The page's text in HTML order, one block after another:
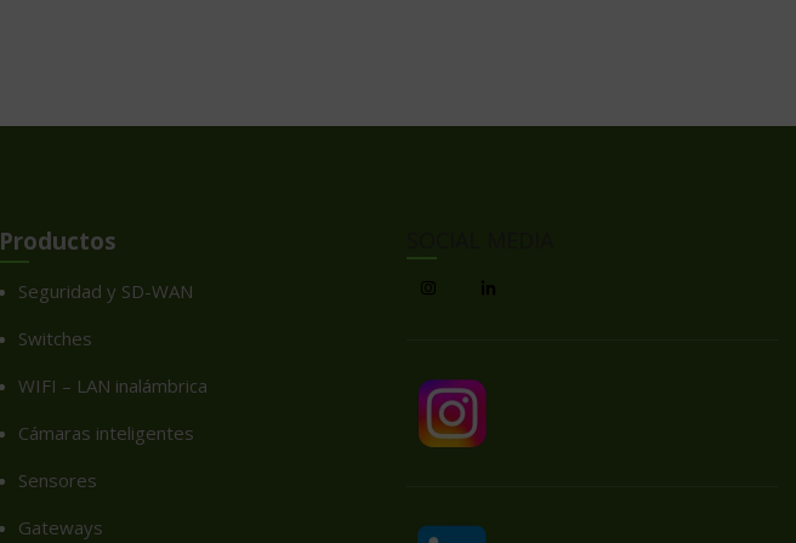
Productos
Seguridad y SD-WAN
Switches
WIFI – LAN inalámbrica
Cámaras inteligentes
Sensores
Gateways